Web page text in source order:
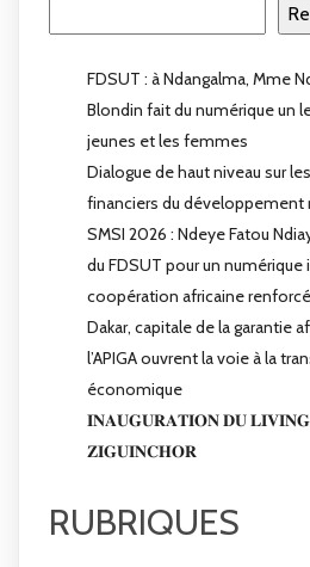
FDSUT : à Ndangalma, Mme
Blondin fait du numérique un
jeunes et les femmes
Dialogue de haut niveau sur
financiers du développement
SMSI 2026 : Ndeye Fatou
du FDSUT pour un numérique
coopération africaine
Dakar, capitale de la garantie
l’APIGA ouvrent la voie à la
économique
𝐈𝐍𝐀𝐔𝐆𝐔𝐑𝐀𝐓𝐈𝐎𝐍 𝐃𝐔
𝐙𝐈𝐆𝐔𝐈𝐍𝐂𝐇𝐎𝐑
RUBRIQUES